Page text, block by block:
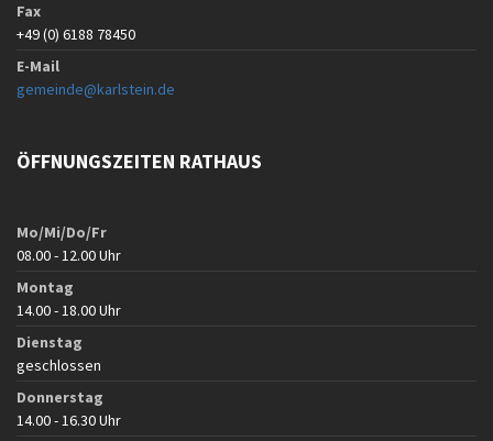
Fax
+49 (0) 6188 78450
E-Mail
gemeinde@karlstein.de
ÖFFNUNGSZEITEN RATHAUS
Mo/Mi/Do/Fr
08.00 - 12.00 Uhr
Montag
14.00 - 18.00 Uhr
Dienstag
geschlossen
Donnerstag
14.00 - 16.30 Uhr